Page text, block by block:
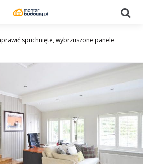
spuchnięte, wybrzuszone panele